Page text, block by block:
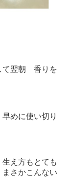
て翌朝 香りを
めに使い切り
え方もとても
さかこんない